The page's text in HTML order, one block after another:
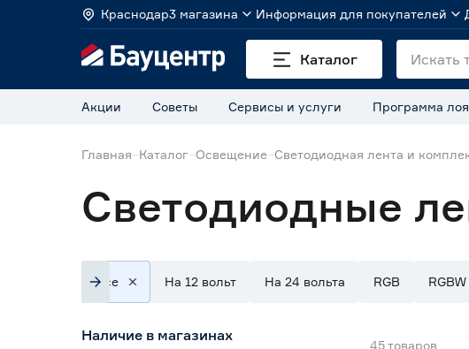
Краснодар3 магазина Информация для покупателей
Каталог
Акции Советы Сервисы и услуги Программа
Главная Каталог Освещение Светодиодная лента и
Светодиодные
Все На 12 вольт На 24 вольта RGB RGBW
Наличие в магазинах
45товаров